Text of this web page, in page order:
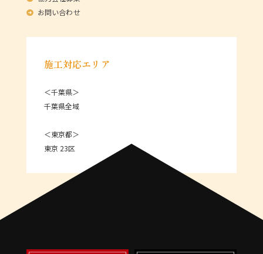
お問い合わせ
施工対応エリア
＜千葉県＞
千葉県全域
＜東京都＞
東京 23区